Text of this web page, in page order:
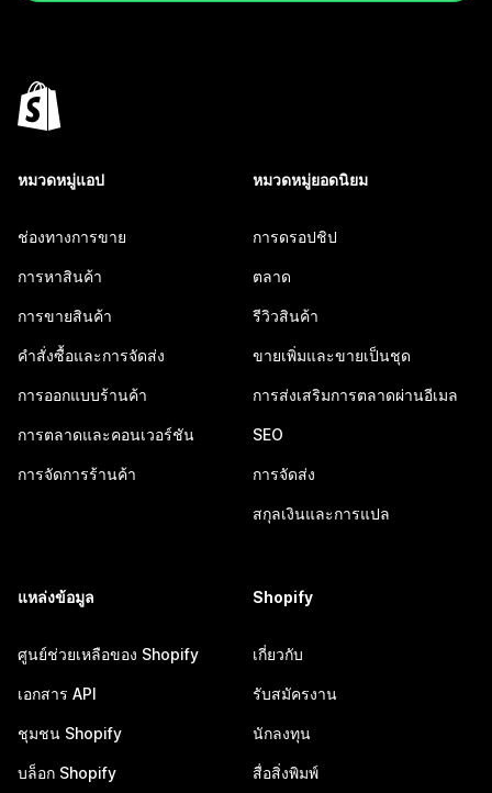
หมวดหมู่แอป
ช่องทางการขาย
การหาสินค้า
การขายสินค้า
คำสั่งซื้อและการจัดส่ง
การออกแบบร้านค้า
การตลาดและคอนเวอร์ชัน
การจัดการร้านค้า
หมวดหมู่ยอดนิยม
การดรอปชิป
ตลาด
รีวิวสินค้า
ขายเพิ่มและขายเป็นชุด
การส่งเสริมการตลาดผ่านอีเมล
SEO
การจัดส่ง
สกุลเงินและการแปล
แหล่งข้อมูล
ศูนย์ช่วยเหลือของ Shopify
เอกสาร API
ชุมชน Shopify
บล็อก Shopify
Shopify
เกี่ยวกับ
รับสมัครงาน
นักลงทุน
สื่อสิ่งพิมพ์